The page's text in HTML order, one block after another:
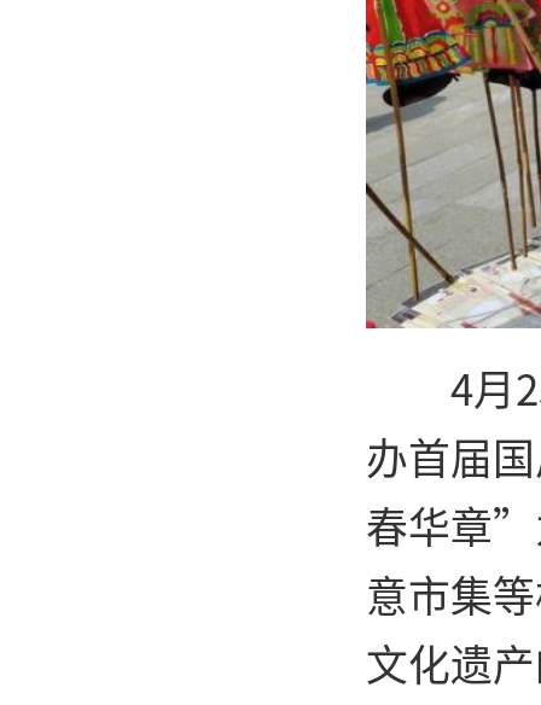
4月
办首届
春华章”
意市集
文化遗